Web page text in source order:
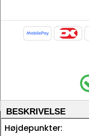
BESKRIVELSE
Højdepunkter: